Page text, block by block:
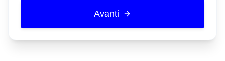
Avanti